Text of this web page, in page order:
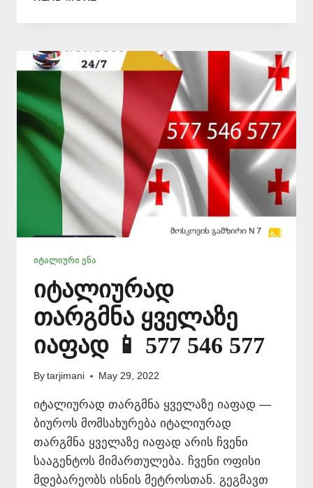
ᲘᲢᲐᲚᲘᲣᲠᲐᲓ
577
546
ᲘᲢᲐᲚᲘᲣᲠᲘ ᲔᲜᲐ
იტალიურად
თარგმნა ყველაზე
იაფად 📱 577 546 577
By tarjimani May 29, 2022
იტალიურად თარგმნა ყველაზე იაფად —
ბიუროს მომსახურება იტალიურად
თარგმნა ყველაზე იაფად არის ჩვენი
სააგენტოს მიმართულება. ჩვენი ოფისი
მდებარეობს ისნის მეტროსთან. გეგმავთ